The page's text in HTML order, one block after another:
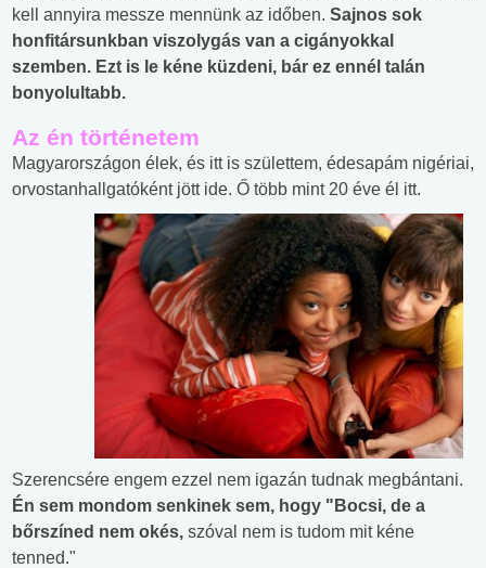
kell annyira messze mennünk az időben. Sajnos sok
honfitársunkban viszolygás van a cigányokkal
szemben. Ezt is le kéne küzdeni, bár ez ennél talán
bonyolultabb.
Az én történetem
Magyarországon élek, és itt is születtem, édesapám nigériai,
orvostanhallgatóként jött ide. Ő több mint 20 éve él itt.
Szerencsére engem ezzel nem igazán tudnak megbántani.
Én sem mondom senkinek sem, hogy "Bocsi, de a
bőrszíned nem okés, szóval nem is tudom mit kéne
tenned."